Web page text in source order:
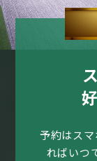
予約はス
ればいつ